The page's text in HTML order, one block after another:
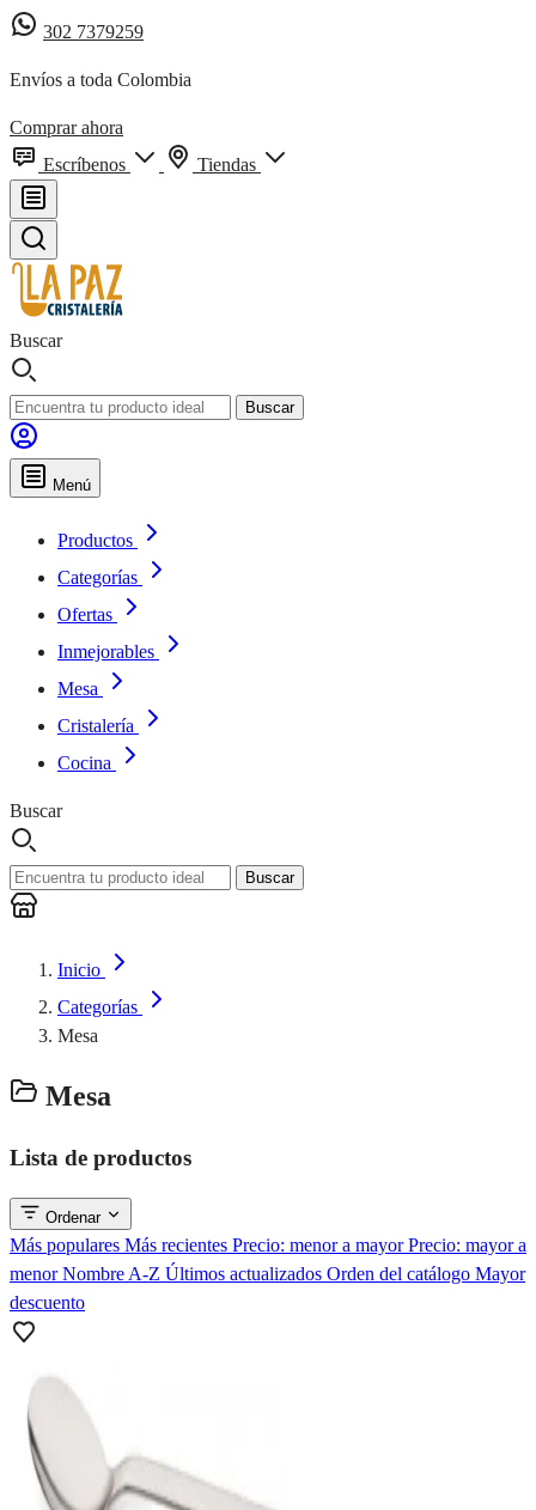
302 7379259
Envíos a toda Colombia
Comprar ahora
Escríbenos
Tiendas
Buscar
Buscar
Menú
Productos
Categorías
Ofertas
Inmejorables
Mesa
Cristalería
Cocina
Buscar
Buscar
Inicio
Categorías
Mesa
Mesa
Lista de productos
Ordenar
Más populares Más recientes Precio: menor a mayorPrecio: mayor a
menorNombre A-Z Últimos actualizados Orden del catálogo Mayor
descuento